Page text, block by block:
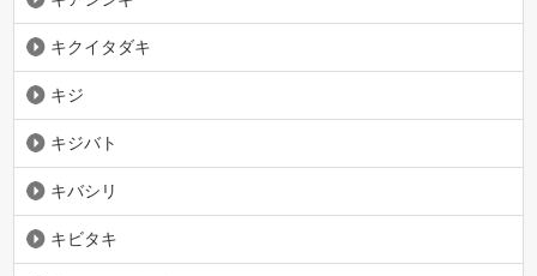
キクイタダキ
キジ
キジバト
キバシリ
キビタキ